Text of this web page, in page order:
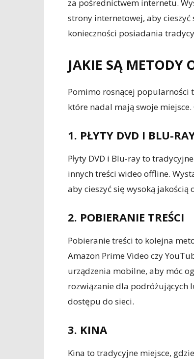
za pośrednictwem internetu.
strony internetowej, aby
konieczności posiadania
JAKIE SĄ METODY
Pomimo rosnącej popularności
które nadal mają swoje
1. PŁYTY DVD I BLU-
Płyty DVD i Blu-ray to
innych treści wideo offline.
aby cieszyć się wysoką
2. POBIERANIE TREŚCI
Pobieranie treści to kolejna
Amazon Prime Video czy
urządzenia mobilne, aby móc
rozwiązanie dla podróżujących
dostępu do sieci.
3. KINA
Kina to tradycyjne miejsce,